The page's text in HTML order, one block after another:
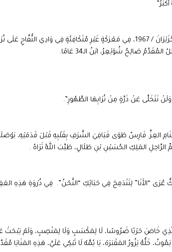
وَهْنَا حَدَّثَنِي وَالِدِي رَحِمَهُ اللهُ: أَنَّهُ عَلَى ثَرَى فِلَسْطِينَ، كَانَتِ السَّاعَةُ السَّابِعَةَ مَسَاءَ الخَمِيسِ 8 / حُزَيْرَانَ / 1967، فِي مَعْرَكَةٍ غَيْرِ مُتَكَافِئَةٍ فِي وَادِي التُّفَّاحِ
صَالِحُ شُوَيْعِرُ، ابْنُ الـ34 عَامًا.
نَتَخَلَّى عَنْ ذَرَّةٍ مِنْ تُرَابِهَا الطَّهُورِ”.
العِزِّ. فَارِسٌ طَوَى فَيَافِيَ الشَّرَفِ بِقَلْبِهِ قَبْلَ قَدَمَيْهِ،
الرَّاحِلِ المَلِكِ الحُسَيْنِ بْنِ طَلَالٍ، طَيَّبَ اللهُ ثَرَاهُ .
“الأَنَا” لِتَنْدَمِجَ فِي حَبَائِكِ “النَّحْنُ”. فِي ذُرْوَةِ هَذِهِ
الَّذِي خَاضَ حَرْبًا ضَرُوسًا، لَا لِمَكْسَبٍ وَلَا لِمَنْصِبٍ، وَلَمْ يَبْحَثْ
خَلُّهُ يَزُورُ المَقْبَرَهْ، يَا يُمَّهْ لَا تَبْكِي عَلَيَّ، هَذِهِ المَنَايَا